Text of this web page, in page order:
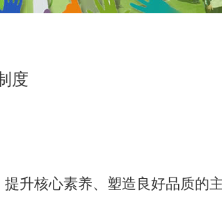
度
升核心素养、塑造良好品质的